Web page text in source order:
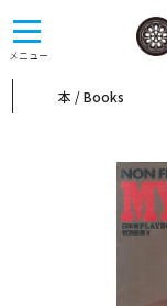
メニュー
toggle
navigation
本 / Books